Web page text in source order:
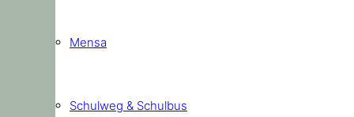
Mensa
Schulweg & Schulbus